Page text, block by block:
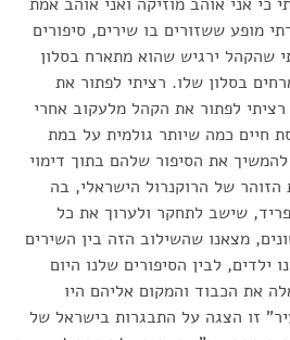
מופע ששזורים בו שירים, סיפורים
שהקהל ירגיש שהוא מתארח בסלון
בסלון שלו. רציתי לפתור את
לפתור את הקהל מלעקוב אחרי
חיים כמה שיותר גולמית על במת
את הסיפור שלהם בתוך דימוי
הזוהר של הרוקנרול הישראלי, בה
שישב לתחקר ולערוך את כל
מצאנו שהשילוב הזה בין השירים
ילדים, לבין הסיפורים שלנו היום
את הכבוד והמקום אליהם היו
זו הצגה על התבגרות בישראל של